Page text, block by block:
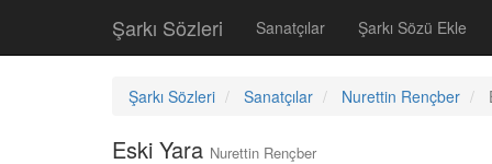
Şarkı Sözleri Sanatçılar Şarkı Sözü Ekle
Şarkı Sözleri Sanatçılar Nurettin Rençber
Eski Yara Nurettin Rençber